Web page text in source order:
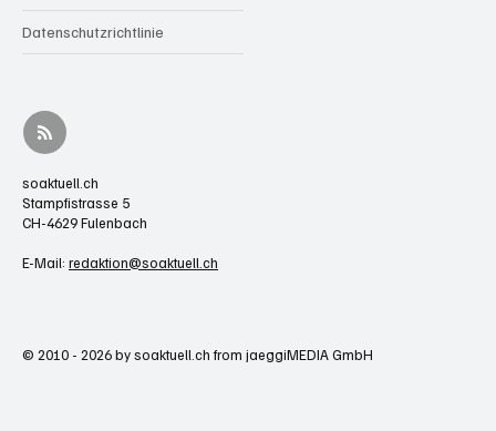
Datenschutzrichtlinie
soaktuell.ch
Stampfistrasse 5
CH-4629 Fulenbach
E-Mail: redaktion@soaktuell.ch
© 2010 - 2026 by soaktuell.ch from jaeggiMEDIA GmbH